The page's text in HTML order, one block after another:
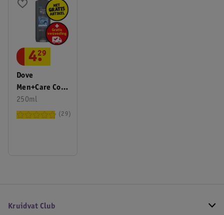
Dove
Men+Care Cool
Fresh
Douchegel
250ml
4.
29
29
Kruidvat Club